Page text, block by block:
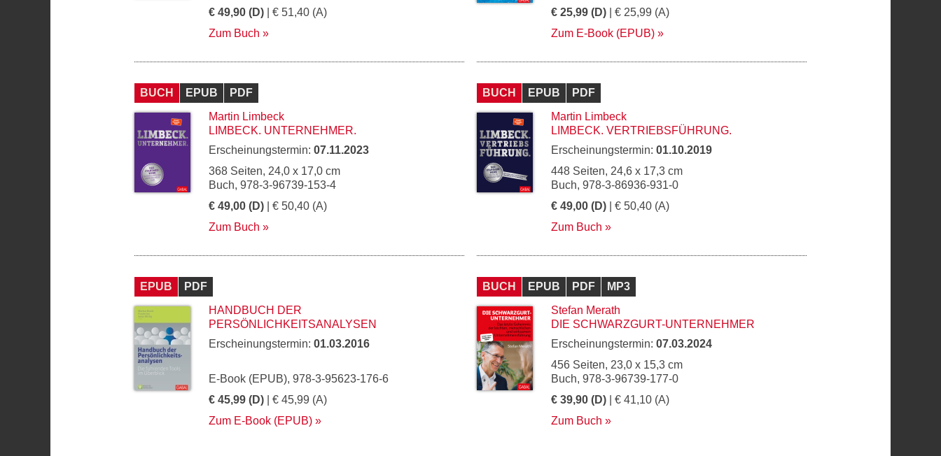
€ 49,90 (D) | € 51,40 (A)
Zum Buch
€ 25,99 (D) | € 25,99 (A)
Zum E-Book (EPUB)
BUCH EPUB
PDF
Martin Limbeck
LIMBECK. UNTERNEHMER.
Erscheinungstermin: 07.11.2023
368 Seiten, 24,0 x 17,0 cm
Buch, 978-3-96739-153-4
€ 49,00 (D) | € 50,40 (A)
Zum Buch
BUCH EPUB
PDF
Martin Limbeck
LIMBECK. VERTRIEBSFÜHRUNG.
Erscheinungstermin: 01.10.2019
448 Seiten, 24,6 x 17,3 cm
Buch, 978-3-86936-931-0
€ 49,00 (D) | € 50,40 (A)
Zum Buch
EPUB
PDF
HANDBUCH DER
PERSÖNLICHKEITSANALYSEN
Erscheinungstermin: 01.03.2016
E-Book (EPUB), 978-3-95623-176-6
€ 45,99 (D) | € 45,99 (A)
Zum E-Book (EPUB)
BUCH EPUB PDF
MP3
Stefan Merath
DIE SCHWARZGURT-UNTERNEHMER
Erscheinungstermin: 07.03.2024
456 Seiten, 23,0 x 15,3 cm
Buch, 978-3-96739-177-0
€ 39,90 (D) | € 41,10 (A)
Zum Buch